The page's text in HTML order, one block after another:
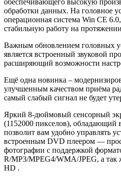
обеспечивающего высокую
обработки данных. На головное
операционная система Win CE
стабильную работу на
Важным обновлением головных
является встроенный звуковой
расширяющий возможности
Ещё одна новинка –
улучшенным качеством приёма
самый слабый сигнал не будет
Яркий 8-дюймовый сенсорный
(1152000 пикселов), обладающий
позволит вам удобно управлять
встроенным DVD плеером —
фотографии с поддержкой
R/MP3/MPEG4/WMA/JPEG, а так
HD .